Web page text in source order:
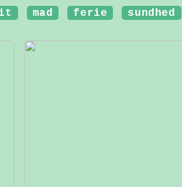
mad ferie sundhed